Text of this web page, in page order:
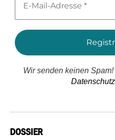
Mail-
*
Wir senden keinen
DOSSIER